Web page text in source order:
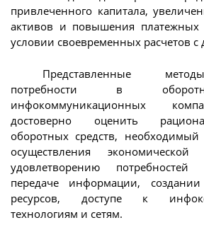
привлеченного капитала,
активов и повышения платежных
условии своевременных расчетов с
Представленные
потребности в
инфокоммуникационных
достоверно оценить
оборотных средств, необходимый
осуществления
удовлетворению
передаче информации,
ресурсов, доступе к
технологиям и сетям.